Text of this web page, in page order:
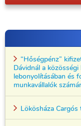
“Hőségpénz”
Dávidnál a
lebonyolításában és
munkavállalók
Lökösháza